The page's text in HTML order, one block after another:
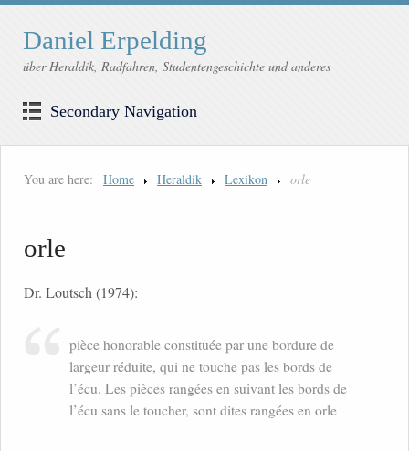
Daniel Erpelding
über Heraldik, Radfahren, Studentengeschichte und anderes
Secondary Navigation
You are here: Home Heraldik Lexikon orle
orle
Dr. Loutsch (1974):
pièce honorable constituée par une bordure de
largeur réduite, qui ne touche pas les bords de
l’écu. Les pièces rangées en suivant les bords de
l’écu sans le toucher, sont dites rangées en orle